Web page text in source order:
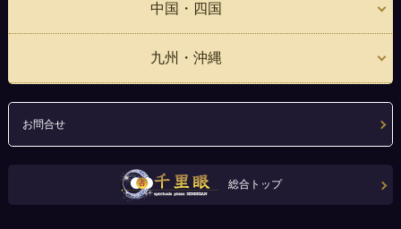
中国・四国
九州・沖縄
お問合せ
総合トップ